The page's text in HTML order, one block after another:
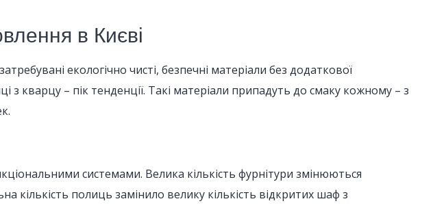
в Києві
екологічно чисті, безпечні матеріали без додаткової
з кварцу – пік тенденції. Такі матеріали припадуть до смаку кожному – з
системами. Велика кількість фурнітури змінюються
полиць замінило велику кількість відкритих шаф з